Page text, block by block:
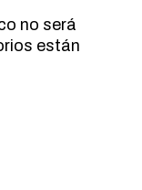
no será
están